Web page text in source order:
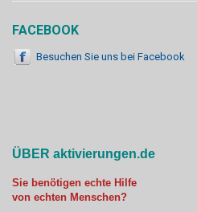
FACEBOOK
Besuchen Sie uns bei Facebook
ÜBER aktivierungen.de
Sie benötigen echte Hilfe
von echten Menschen?